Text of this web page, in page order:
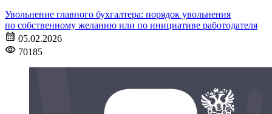
Увольнение главного бухгалтера: порядок увольнения
по собственному желанию или по инициативе работодателя
05.02.2026
70185